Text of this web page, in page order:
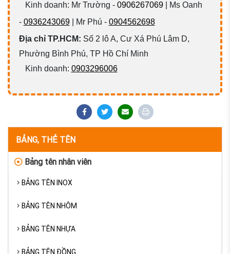
Kinh doanh: Mr Trường - 0906267069| Ms Oanh
- 0936243069| Mr Phú - 0904562698
Địa chỉ TP.HCM: Số 2 lô A, Cư Xá Phú Lâm D,
Phường Bình Phú, TP Hồ Chí Minh
Kinh doanh: 0903296006
BẢNG, THẺ TÊN
Bảng tên nhân viên
BẢNG TÊN INOX
BẢNG TÊN NHÔM
BẢNG TÊN NHỰA